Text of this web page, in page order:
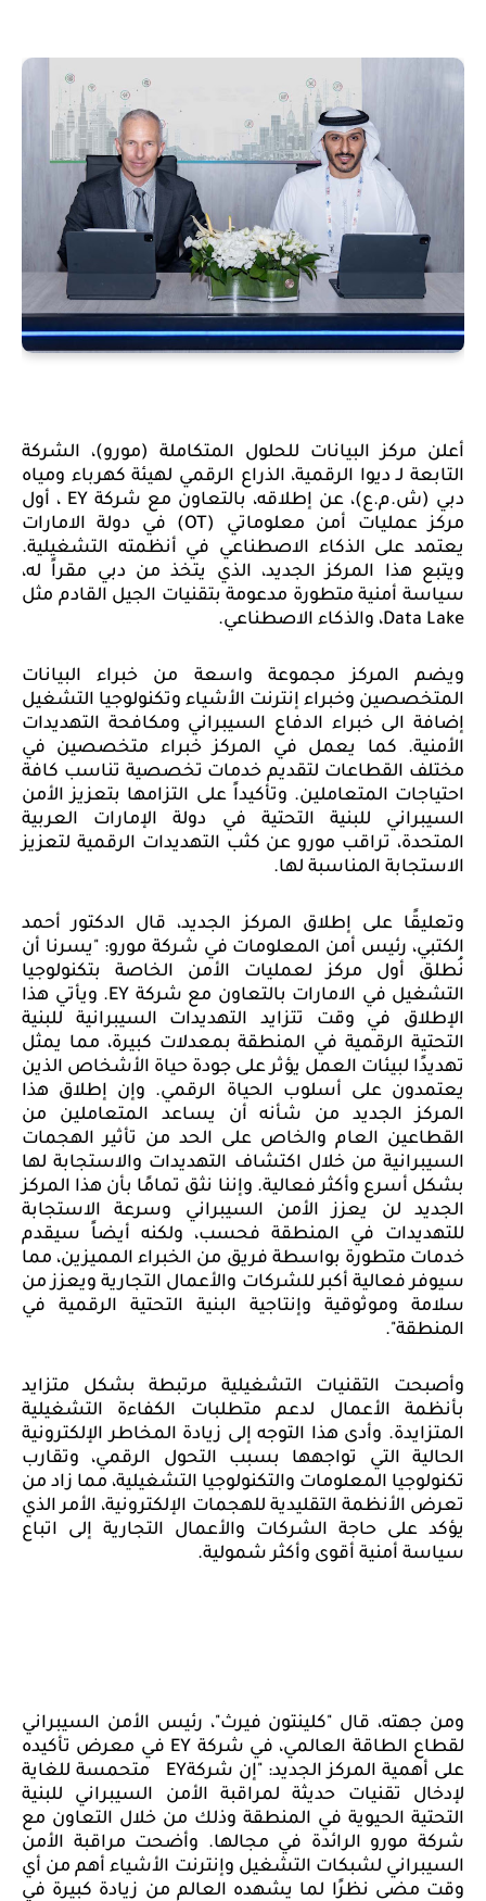
أعلن مركز البيانات للحلول المتكاملة (مورو)، الشركة
التابعة لـ ديوا الرقمية، الذراع الرقمي لهيئة كهرباء ومياه
دبي (ش.م.ع)، عن إطلاقه، بالتعاون مع شركة EY ، أول
مركز عمليات أمن معلوماتي ( OT) في دولة الامارات
يعتمد على الذكاء الاصطناعي في أنظمته التشغيلية.
ويتبع هذا المركز الجديد، الذي يتخذ من دبي مقراً له،
سياسة أمنية متطورة مدعومة بتقنيات الجيل القادم مثل
Data Lake، والذكاء الاصطناعي.
ويضم المركز مجموعة واسعة من خبراء البيانات
المتخصصين وخبراء إنترنت الأشياء وتكنولوجيا التشغيل
إضافة الى خبراء الدفاع السيبراني ومكافحة التهديدات
الأمنية. كما يعمل في المركز خبراء متخصصين في
مختلف القطاعات لتقديم خدمات تخصصية تناسب كافة
احتياجات المتعاملين. وتأكيداً على التزامها بتعزيز الأمن
السيبراني للبنية التحتية في دولة الإمارات العربية
المتحدة، تراقب مورو عن كثب التهديدات الرقمية لتعزيز
الاستجابة المناسبة لها.
وتعليقًا على إطلاق المركز الجديد، قال الدكتور أحمد
الكتبي، رئيس أمن المعلومات في شركة مورو: "يسرنا أن
نُطلق أول مركز لعمليات الأمن الخاصة بتكنولوجيا
التشغيل في الامارات بالتعاون مع شركة EY. ويأتي هذا
الإطلاق في وقت تتزايد التهديدات السيبرانية للبنية
التحتية الرقمية في المنطقة بمعدلات كبيرة، مما يمثل
تهديدًا لبيئات العمل يؤثر على جودة حياة الأشخاص الذين
يعتمدون على أسلوب الحياة الرقمي. وإن إطلاق هذا
المركز الجديد من شأنه أن يساعد المتعاملين من
القطاعين العام والخاص على الحد من تأثير الهجمات
السيبرانية من خلال اكتشاف التهديدات والاستجابة لها
بشكل أسرع وأكثر فعالية. وإننا نثق تمامًا بأن هذا المركز
الجديد لن يعزز الأمن السيبراني وسرعة الاستجابة
للتهديدات في المنطقة فحسب، ولكنه أيضاً سيقدم
خدمات متطورة بواسطة فريق من الخبراء المميزين، مما
سيوفر فعالية أكبر للشركات والأعمال التجارية ويعزز من
سلامة وموثوقية وإنتاجية البنية التحتية الرقمية في
المنطقة".
وأصبحت التقنيات التشغيلية مرتبطة بشكل متزايد
بأنظمة الأعمال لدعم متطلبات الكفاءة التشغيلية
المتزايدة. وأدى هذا التوجه إلى زيادة المخاطر الإلكترونية
الحالية التي تواجهها بسبب التحول الرقمي، وتقارب
تكنولوجيا المعلومات والتكنولوجيا التشغيلية، مما زاد من
تعرض الأنظمة التقليدية للهجمات الإلكترونية، الأمر الذي
يؤكد على حاجة الشركات والأعمال التجارية إلى اتباع
سياسة أمنية أقوى وأكثر شمولية.
ومن جهته، قال "كلينتون فيرث"، رئيس الأمن السيبراني
لقطاع الطاقة العالمي، في شركة EY في معرض تأكيده
على أهمية المركز الجديد: "إن شركةEY
متحمسة للغاية
لإدخال تقنيات حديثة لمراقبة الأمن السيبراني للبنية
التحتية الحيوية في المنطقة وذلك من خلال التعاون مع
شركة مورو الرائدة في مجالها. وأضحت مراقبة الأمن
السيبراني لشبكات التشغيل وإنترنت الأشياء أهم من أي
وقت مضى نظرًا لما يشهده العالم من زيادة كبيرة في